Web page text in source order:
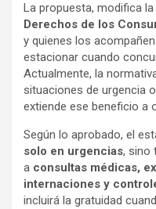
La propuesta, modifica
Derechos de los
y quienes los
estacionar cuando
Actualmente, la
situaciones de urgencia
extiende ese beneficio a
Según lo aprobado, el
solo en urgencias, sino
a consultas médicas,
internaciones y
incluirá la gratuidad